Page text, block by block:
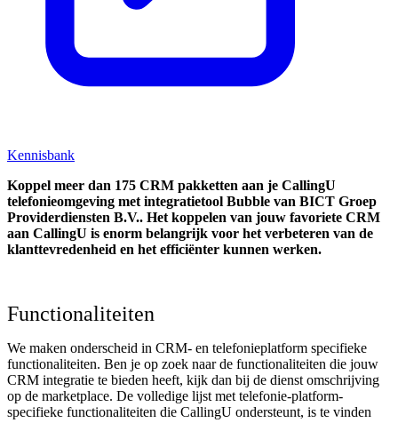
Kennisbank
Koppel meer dan 175 CRM pakketten aan je CallingU
telefonieomgeving met integratietool Bubble van BICT Groep
Providerdiensten B.V.. Het koppelen van jouw favoriete CRM
aan CallingU is enorm belangrijk voor het verbeteren van de
klanttevredenheid en het efficiënter kunnen werken.
Functionaliteiten
We maken onderscheid in CRM- en telefonieplatform specifieke
functionaliteiten. Ben je op zoek naar de functionaliteiten die jouw
CRM integratie te bieden heeft, kijk dan bij de dienst omschrijving
op de marketplace. De volledige lijst met telefonie-platform-
specifieke functionaliteiten die CallingU ondersteunt, is te vinden